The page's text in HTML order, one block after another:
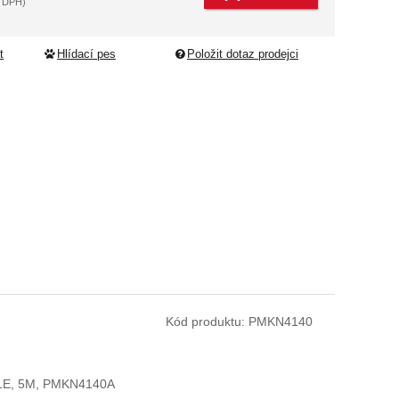
Hlídací pes Položit dotaz prodejci
Kód produktu: PMKN4140
5M, PMKN4140A